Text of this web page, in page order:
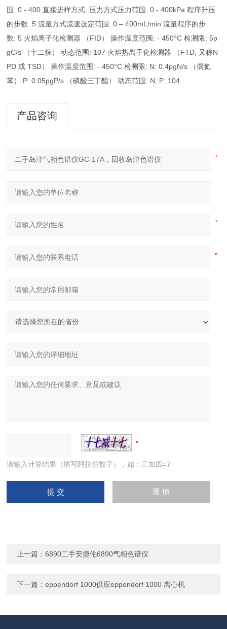
围: 0 - 400 直接进样方式: 压力方式压力范围: 0 - 400kPa 程序升压
的步数: 5 流量方式流速设定范围: 0 – 400mL/min 流量程序的步
数: 5 火焰离子化检测器 （FID） 操作温度范围: - 450°C 检测限: 5p
gC/s （十二烷） 动态范围: 107 火焰热离子化检测器 （FTD, 又称N
PD 或 TSD） 操作温度范围: - 450°C 检测限: N: 0.4pgN/s （偶氮
苯） P: 0.05pgP/s （磷酸三丁酯） 动态范围: N, P: 104
产品咨询
请输入计算结果（填写阿拉伯数字），如：三加四=7
上一篇：6890二手安捷伦6890气相色谱仪
下一篇：eppendorf 1000供应eppendorf 1000 离心机